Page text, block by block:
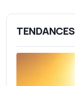
TENDANCES